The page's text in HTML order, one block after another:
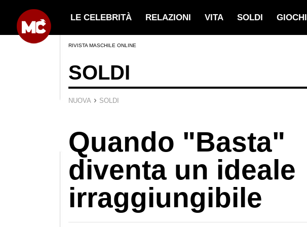
LE CELEBRITÀ RELAZIONI VITA SOLDI GIOCHI
RIVISTA MASCHILE ONLINE
SOLDI
NUOVA › SOLDI
Quando "Basta"
diventa un ideale
irraggiungibile